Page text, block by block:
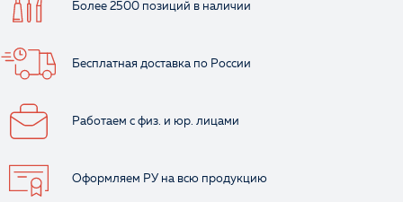
Более 2500 позиций в наличии
Бесплатная доставка по России
Работаем с физ. и юр. лицами
Оформляем РУ на всю продукцию